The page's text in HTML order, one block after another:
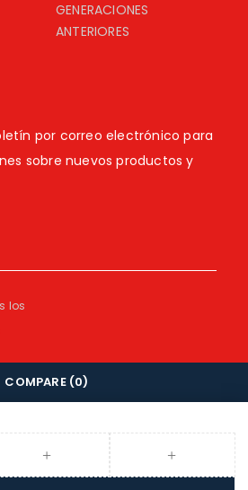
GENERACIONES
ANTERIORES
por correo electrónico para
sobre nuevos productos y
los
COMPARE (0)